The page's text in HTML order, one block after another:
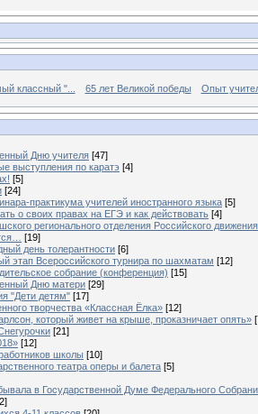
классный "... 65 лет Великой победы Опыт
Дню учителя [47]
выступления по каратэ [4]
[5]
[24]
практикума учителей иностранного языка [5]
о своих правах на ЕГЭ и как действовать [4]
регионального отделения Российского
[19]
день толерантности [6]
этап Всероссийского турнира по шахматам [12]
собрание (конференция) [15]
Дню матери [29]
"Дети детям" [17]
творчества «Классная Ёлка» [12]
который живет на крыше, проказничает опять»
[21]
[12]
школы [10]
театра оперы и балета [5]
в Государственной Думе Федерального